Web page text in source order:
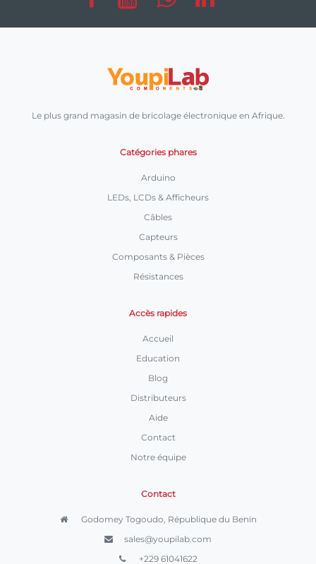
Le plus grand magasin de bricolage électronique en Afrique.
Catégories phares
Arduino
LEDs, LCDs & Afficheurs
Câbles
Capteurs
Composants & Pièces
Résistances
Accès rapides
Accueil
Education
Blog
Distributeurs
Aide
Contact
Notre équipe
Contact
Godomey Togoudo, République du Benin
sales@youpilab.com
+229 61041622